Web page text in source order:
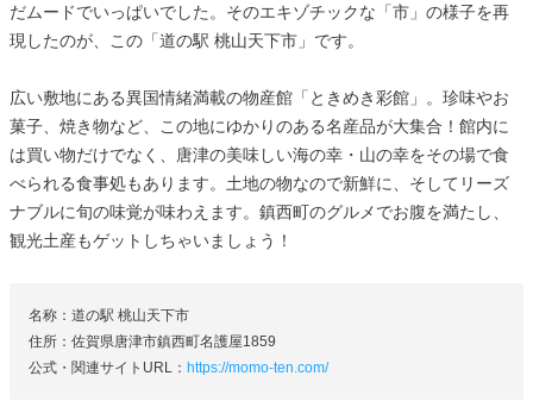
だムードでいっぱいでした。そのエキゾチックな「市」の様子を再
現したのが、この「道の駅 桃山天下市」です。
広い敷地にある異国情緒満載の物産館「ときめき彩館」。珍味やお
菓子、焼き物など、この地にゆかりのある名産品が大集合！館内に
は買い物だけでなく、唐津の美味しい海の幸・山の幸をその場で食
べられる食事処もあります。土地の物なので新鮮に、そしてリーズ
ナブルに旬の味覚が味わえます。鎮西町のグルメでお腹を満たし、
観光土産もゲットしちゃいましょう！
名称：道の駅 桃山天下市
住所：佐賀県唐津市鎮西町名護屋1859
公式・関連サイトURL： https://momo-ten.com/